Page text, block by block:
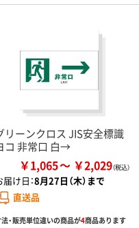
リーンクロス JIS安全標識
コ 非常口 白→
￥1,065 ￥2,029
届け日：8月27日（木）まで
直送品
・販売単位違いの商品が4商品あります